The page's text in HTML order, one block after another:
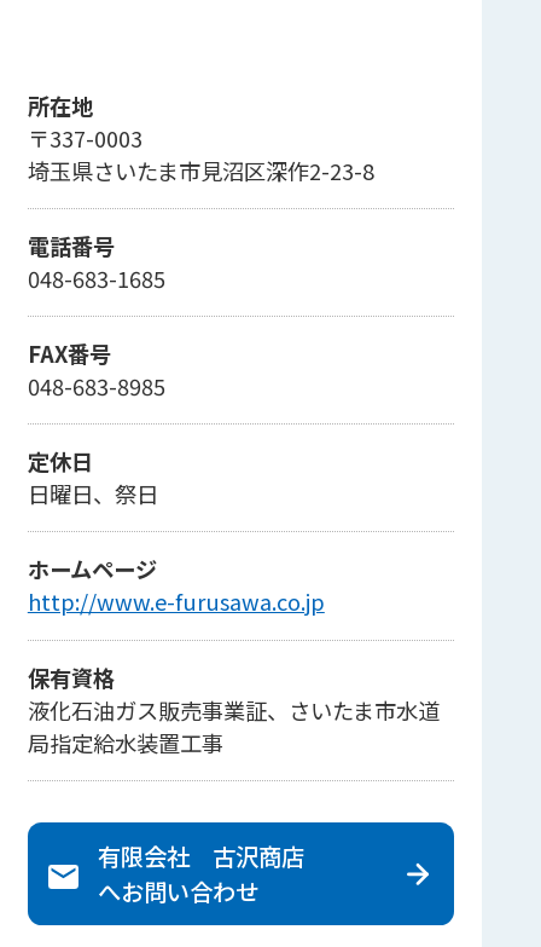
所在地
〒337-0003
埼玉県さいたま市見沼区深作2-23-8
電話番号
048-683-1685
FAX番号
048-683-8985
定休日
日曜日、祭日
ホームページ
http://www.e-furusawa.co.jp
保有資格
液化石油ガス販売事業証、さいたま市水道
局指定給水装置工事
有限会社 古沢商店
へお問い合わせ